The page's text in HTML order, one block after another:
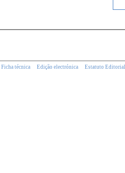
Ficha técnica Edição electrónica Estatuto Editorial